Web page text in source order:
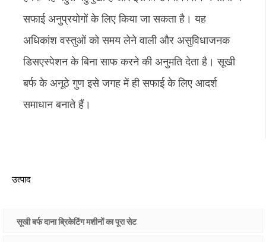
सफाई अनुप्रयोगों के लिए किया जा सकता है। यह
अधिकांश वस्तुओं को समय लेने वाली और असुविधाजनक
डिसएस्पेशन के बिना साफ करने की अनुमति देता है। सूखी
बर्फ के अनूठे गुण इसे जगह में ही सफाई के लिए आदर्श
समाधान बनाते हैं।
उत्पाद
सूखी बर्फ दाना ब्रिकेटिंग मशीनों का पूरा सेट